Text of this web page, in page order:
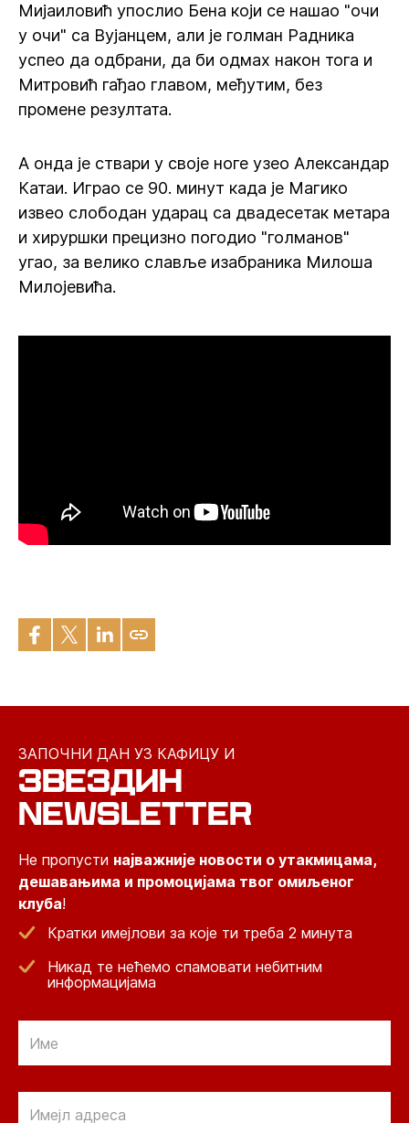
Мијаиловић упослио Бена који се нашао "очи
у очи" са Вујанцем, али је голман Радника
успео да одбрани, да би одмах након тога и
Митровић гађао главом, међутим, без
промене резултата.
А онда је ствари у своје ноге узео Александар
Катаи. Играо се 90. минут када је Магико
извео слободан ударац са двадесетак метара
и хируршки прецизно погодио "голманов"
угао, за велико славље изабраника Милоша
Милојевића.
ЗАПОЧНИ ДАН УЗ КАФИЦУ И
ЗВЕЗДИН
NEWSLETTER
Не пропусти најважније новости о утакмицама,
дешавањима и промоцијама твог омиљеног
клуба!
Кратки имејлови за које ти треба 2 минута
Никад те нећемо спамовати небитним
информацијама